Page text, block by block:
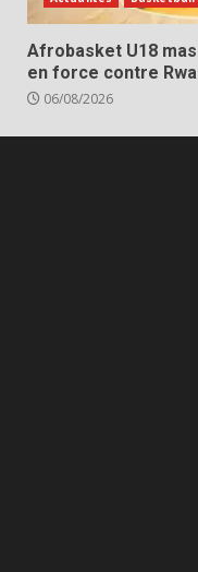
Afrobasket U18
en force contre
06/08/2026